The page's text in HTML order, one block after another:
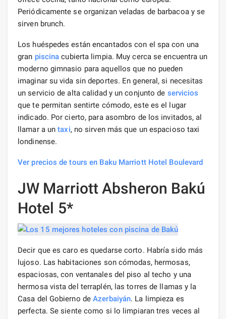
Periódicamente se organizan veladas de barbacoa y se
sirven brunch.
Los huéspedes están encantados con el spa con una
gran piscina cubierta limpia. Muy cerca se encuentra un
moderno gimnasio para aquellos que no pueden
imaginar su vida sin deportes. En general, si necesitas
un servicio de alta calidad y un conjunto de servicios
que te permitan sentirte cómodo, este es el lugar
indicado. Por cierto, para asombro de los invitados, al
llamar a untaxi, no sirven más que un espacioso taxi
londinense.
Ver precios de tours en Baku Marriott Hotel Boulevard
JW Marriott Absheron Bakú
Hotel 5*
Decir que es caro es quedarse corto. Habría sido más
lujoso. Las habitaciones son cómodas, hermosas,
espaciosas, con ventanales del piso al techo y una
hermosa vista del terraplén, las torres de llamas y la
Casa del Gobierno deAzerbaiyán. La limpieza es
perfecta. Se siente como si lo limpiaran tres veces al